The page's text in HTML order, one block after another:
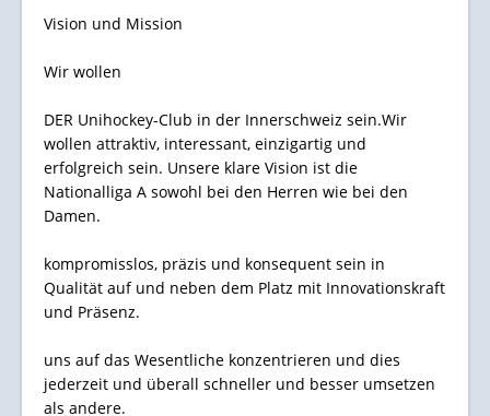
Vision und Mission
Wir wollen
DER Unihockey-Club in der Innerschweiz sein.Wir
wollen attraktiv, interessant, einzigartig und
erfolgreich sein. Unsere klare Vision ist die
Nationalliga A sowohl bei den Herren wie bei den
Damen.
kompromisslos, präzis und konsequent sein in
Qualität auf und neben dem Platz mit Innovationskraft
und Präsenz.
uns auf das Wesentliche konzentrieren und dies
jederzeit und überall schneller und besser umsetzen
als andere.